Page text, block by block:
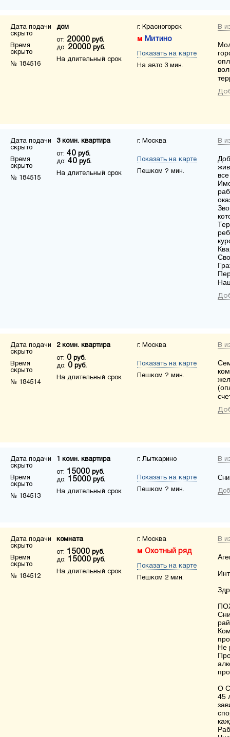
Дата подачи
скрыто
Время
скрыто
№ 184516
дом
от: 20000 руб.
до: 20000 руб.
На длительный срок
г. Красногорск
Митино
Показать на карте
На авто 3 мин.
В
Дата подачи
скрыто
Время
скрыто
№ 184515
3 комн. квартира
от: 40 руб.
до: 40 руб.
На длительный срок
г. Москва
Показать на карте
Пешком ? мин.
В
Дата подачи
скрыто
Время
скрыто
№ 184514
2 комн. квартира
от: 0 руб.
до: 0 руб.
На длительный срок
г. Москва
Показать на карте
Пешком ? мин.
В
Дата подачи
скрыто
Время
скрыто
№ 184513
1 комн. квартира
от: 15000 руб.
до: 15000 руб.
На длительный срок
г. Лыткарино
Показать на карте
Пешком ? мин.
В
Дата подачи
скрыто
Время
скрыто
№ 184512
комната
от: 15000 руб.
до: 15000 руб.
На длительный срок
г. Москва
Охотный ряд
Показать на карте
Пешком 2 мин.
В
Не
О
45